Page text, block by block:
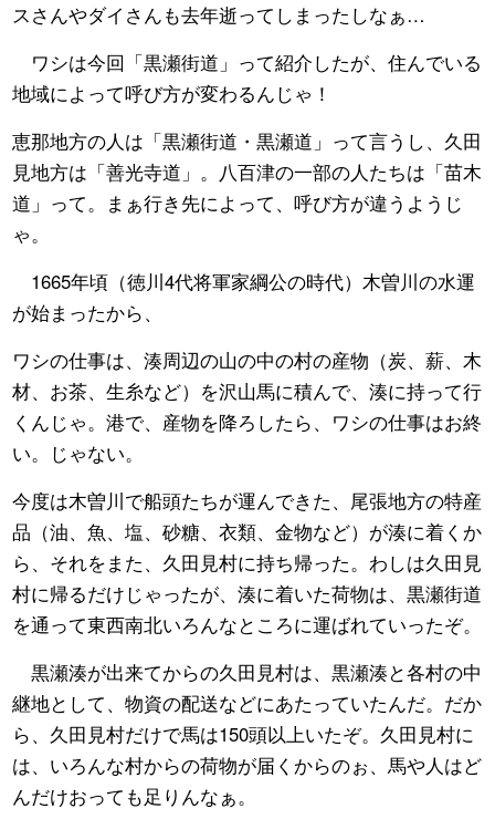
スさんやダイさんも去年逝ってしまったしなぁ…
ワシは今回「黒瀬街道」って紹介したが、住んでいる
地域によって呼び方が変わるんじゃ！
恵那地方の人は「黒瀬街道・黒瀬道」って言うし、久田
見地方は「善光寺道」。八百津の一部の人たちは「苗木
道」って。まぁ行き先によって、呼び方が違うようじ
ゃ。
1665年頃（徳川4代将軍家綱公の時代）木曽川の水運
が始まったから、
ワシの仕事は、湊周辺の山の中の村の産物（炭、薪、木
材、お茶、生糸など）を沢山馬に積んで、湊に持って行
くんじゃ。港で、産物を降ろしたら、ワシの仕事はお終
い。じゃない。
今度は木曽川で船頭たちが運んできた、尾張地方の特産
品（油、魚、塩、砂糖、衣類、金物など）が湊に着くか
ら、それをまた、久田見村に持ち帰った。わしは久田見
村に帰るだけじゃったが、湊に着いた荷物は、黒瀬街道
を通って東西南北いろんなところに運ばれていったぞ。
黒瀬湊が出来てからの久田見村は、黒瀬湊と各村の中
継地として、物資の配送などにあたっていたんだ。だか
ら、久田見村だけで馬は150頭以上いたぞ。久田見村に
は、いろんな村からの荷物が届くからのぉ、馬や人はど
んだけおっても足りんなぁ。